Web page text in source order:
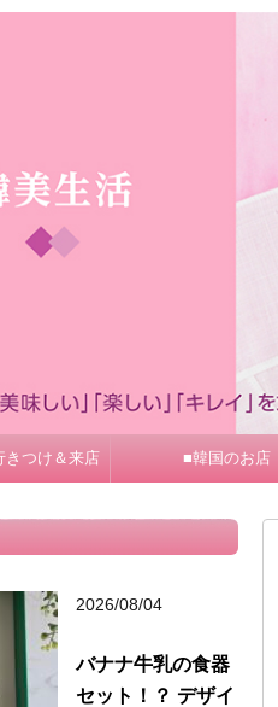
きつけ＆来店 ■韓国のお店
2026/08/04
バナナ牛乳の食器
セット！？ デザイ